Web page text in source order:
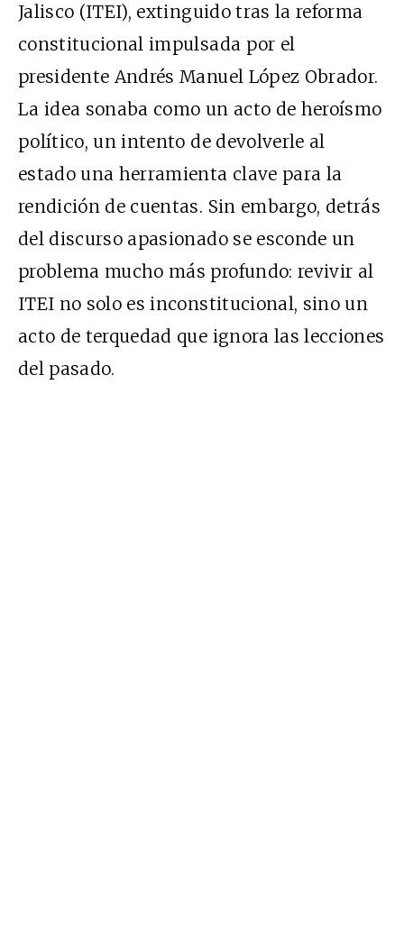
Jalisco (ITEI), extinguido tras la reforma
constitucional impulsada por el
presidente Andrés Manuel López Obrador.
La idea sonaba como un acto de heroísmo
político, un intento de devolverle al
estado una herramienta clave para la
rendición de cuentas. Sin embargo, detrás
del discurso apasionado se esconde un
problema mucho más profundo: revivir al
ITEI no solo es inconstitucional, sino un
acto de terquedad que ignora las lecciones
del pasado.